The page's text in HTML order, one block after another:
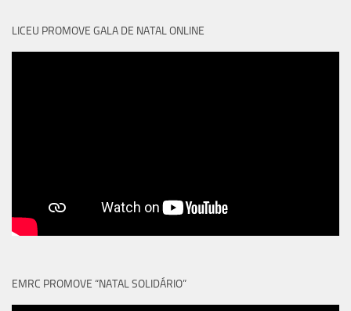
LICEU PROMOVE GALA DE NATAL ONLINE
EMRC PROMOVE “NATAL SOLIDÁRIO”